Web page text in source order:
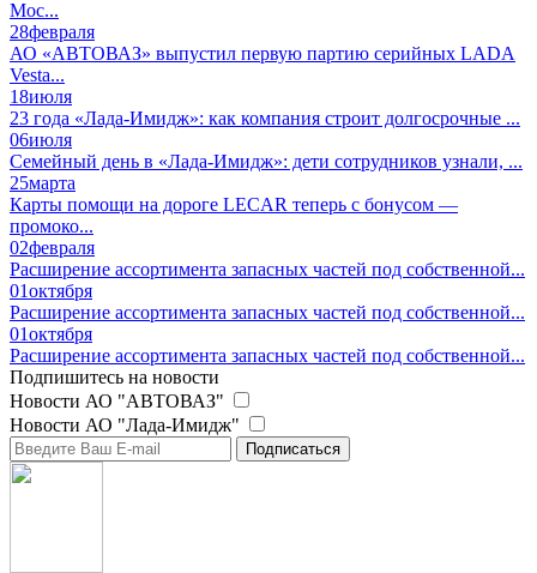
Мос...
28февраля
АО «АВТОВАЗ» выпустил первую партию серийных LADA
Vesta...
18июля
23 года «Лада-Имидж»: как компания строит долгосрочные ...
06июля
Семейный день в «Лада-Имидж»: дети сотрудников узнали, ...
25марта
Карты помощи на дороге LECAR теперь с бонусом —
промоко...
02февраля
Расширение ассортимента запасных частей под собственной...
01октября
Расширение ассортимента запасных частей под собственной...
01октября
Расширение ассортимента запасных частей под собственной...
Подпишитесь на новости
Новости АО "АВТОВАЗ"
Новости АО "Лада-Имидж"
Подписаться